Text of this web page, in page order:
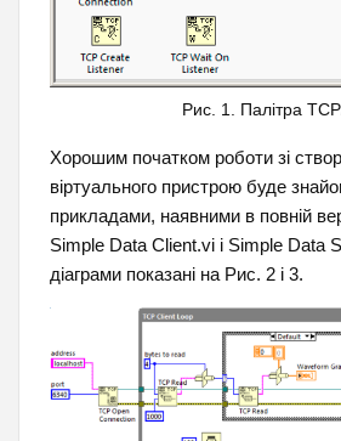
Рис. 1. Палітра
Хорошим початком роботи зі
віртуального пристрою буде
прикладами, наявними в повній
Simple Data Client.vi і Simple Data
діаграми показані на Рис. 2 і 3.